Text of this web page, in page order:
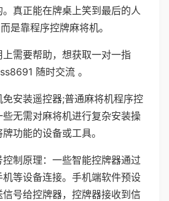
真正能在牌桌上笑到最后的人
是靠程序控牌麻将机。
需要帮助，想获取一对一指
随时交流 。
安装遥控器;普通麻将机程序控
无需对麻将机进行复杂安装操
功能的设备或工具。
制原理：一些智能控牌器通过
等设备连接。手机端软件预设
号给控牌器，控牌器接收到信